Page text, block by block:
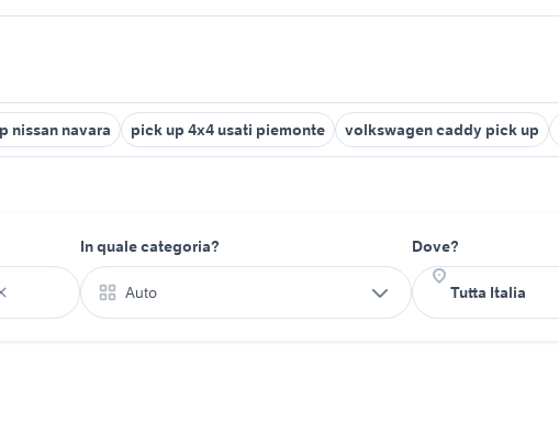
nissan navara pick up 4x4 usati piemonte volkswagen caddy pick up
In quale categoria?
Auto
Dove?